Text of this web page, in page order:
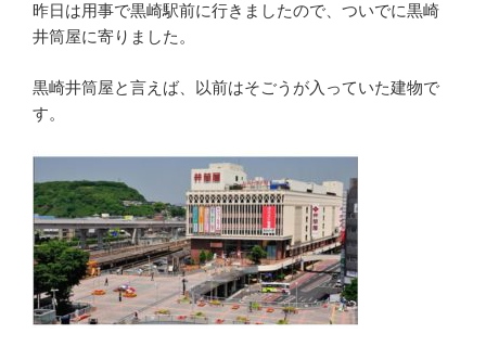
昨日は用事で黒崎駅前に行きましたので、ついでに黒崎
井筒屋に寄りました。
黒崎井筒屋と言えば、以前はそごうが入っていた建物で
す。